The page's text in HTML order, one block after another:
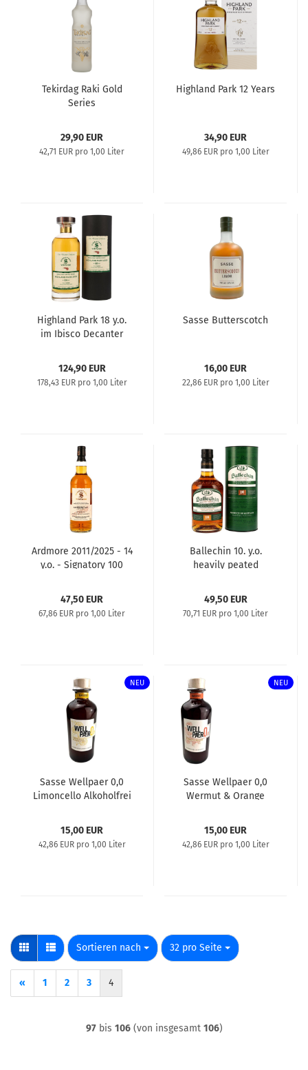
Tekirdag Raki Gold
Series
29,90 EUR
42,71 EUR pro 1,00 Liter
Highland Park 12 Years
34,90 EUR
49,86 EUR pro 1,00 Liter
Highland Park 18 y.o.
im Ibisco Decanter
124,90 EUR
178,43 EUR pro 1,00 Liter
Sasse Butterscotch
16,00 EUR
22,86 EUR pro 1,00 Liter
Ardmore 2011/2025 - 14
y.o. - Signatory 100
47,50 EUR
67,86 EUR pro 1,00 Liter
Ballechin 10. y.o.
heavily peated
49,50 EUR
70,71 EUR pro 1,00 Liter
NEU
Sasse Wellpaer 0,0
Limoncello Alkoholfrei
15,00 EUR
42,86 EUR pro 1,00 Liter
NEU
Sasse Wellpaer 0,0
Wermut & Orange
15,00 EUR
42,86 EUR pro 1,00 Liter
Sortieren nach
Sortieren nach 32 pro Seite
pro Seite
« 1 2 3 4
97bis 106(von insgesamt 106)